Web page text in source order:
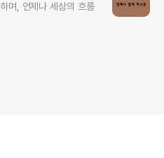
며, 언제나 세상의 흐름